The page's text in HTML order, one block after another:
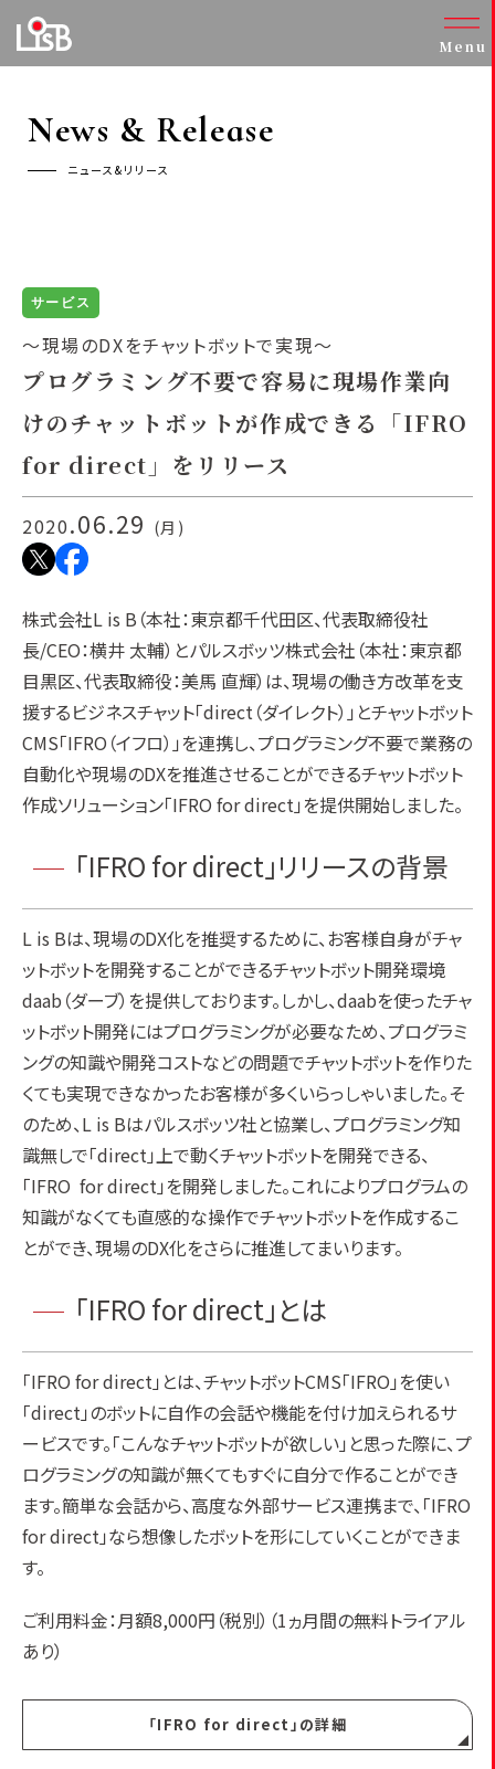
Menu
News & Release
ニュース&リリース
サービス
～現場のDXをチャットボットで実現～
プログラミング不要で容易に現場作業向
けのチャットボットが作成できる「IFRO
for direct」をリリース
2020.06.29 (月)
株式会社L is B（本社：東京都千代田区、代表取締役社
長/CEO：横井 太輔）とパルスボッツ株式会社（本社：東京都
目黒区、代表取締役：美馬 直輝）は、現場の働き方改革を支
援するビジネスチャット「direct（ダイレクト）」とチャットボット
CMS「IFRO（イフロ）」を連携し、プログラミング不要で業務の
自動化や現場のDXを推進させることができるチャットボット
作成ソリューション「IFRO for direct」を提供開始しました。
「IFRO for direct」リリースの背景
L is Bは、現場のDX化を推奨するために、お客様自身がチャ
ットボットを開発することができるチャットボット開発環境
daab（ダーブ）を提供しております。しかし、daabを使ったチャ
ットボット開発にはプログラミングが必要なため、プログラミ
ングの知識や開発コストなどの問題でチャットボットを作りた
くても実現できなかったお客様が多くいらっしゃいました。そ
のため、L is Bはパルスボッツ社と協業し、プログラミング知
識無しで「direct」上で動くチャットボットを開発できる、
「IFRO for direct」を開発しました。これによりプログラムの
知識がなくても直感的な操作でチャットボットを作成するこ
とができ、現場のDX化をさらに推進してまいります。
「IFRO for direct」とは
「IFRO for direct」とは、チャットボットCMS「IFRO」を使い
「direct」のボットに自作の会話や機能を付け加えられるサ
ービスです。「こんなチャットボットが欲しい」と思った際に、プ
ログラミングの知識が無くてもすぐに自分で作ることができ
ます。簡単な会話から、高度な外部サービス連携まで、「IFRO
for direct」なら想像したボットを形にしていくことができま
す。
ご利用料金：月額8,000円（税別）（1ヵ月間の無料トライアル
あり）
「IFRO for direct」の詳細